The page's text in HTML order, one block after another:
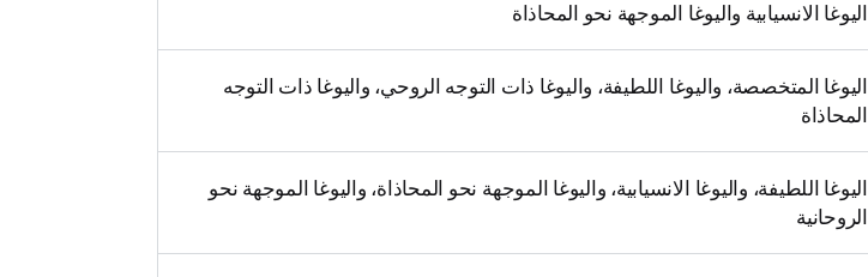
اليوغا الانسيابية واليوغا الموجهة نحو المحاذاة
اليوغا المتخصصة، واليوغا اللطيفة، واليوغا ذات التوجه الروحي، واليوغا ذات التوجه
المحاذاة
اليوغا اللطيفة، واليوغا الانسيابية، واليوغا الموجهة نحو المحاذاة، واليوغا الموجهة نحو
الروحانية